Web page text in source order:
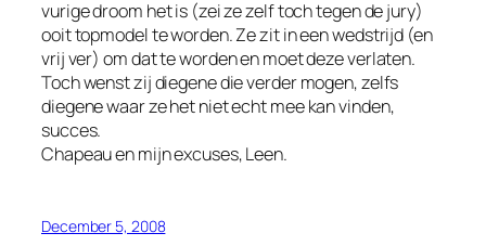
vurige droom het is (zei ze zelf toch tegen de jury)
ooit topmodel te worden. Ze zit in een wedstrijd (en
vrij ver) om dat te worden en moet deze verlaten.
Toch wenst zij diegene die verder mogen, zelfs
diegene waar ze het niet echt mee kan vinden,
succes.
Chapeau en mijn excuses, Leen.
December 5, 2008